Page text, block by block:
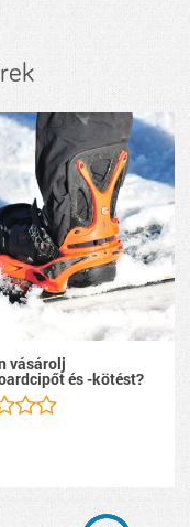
vásárolj
és -kötést?